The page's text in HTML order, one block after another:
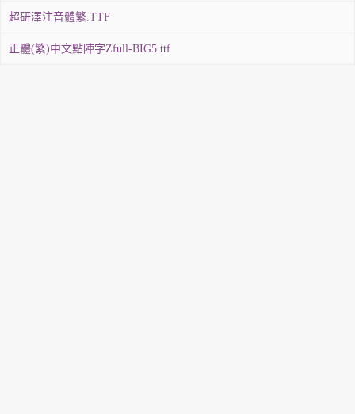
超研澤注音體繁.TTF
正體(繁)中文點陣字Zfull-BIG5.ttf